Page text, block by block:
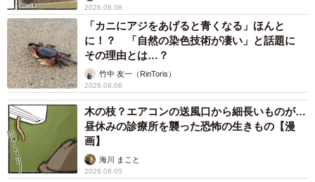
――ご投稿に対し、大きな反響がありました。
るう：かなり多くの方に見ていただき、Instagramでも500
万回以上再生されました。「ミステリークレイフィッシュ
だ！」とか「単為生殖？」といった、不思議がる意見が多
かったです。
カニには「貯精」といって精子を保存できるシステムがあ
るのですが、保存期間はまちまちです。サカモトサワガニ
2026.08.08
「カニにアジをあげると青くなる」ほんと
に！？ 「自然の染色技術が凄い」と話題に
その理由とは…？
竹中 友一（RinToris）
2026.08.06
木の枝？エアコンの送風口から細長いものが…
昼休みの診療所を襲った恐怖の生きもの【漫
画】
海川 まこと
2026.08.05